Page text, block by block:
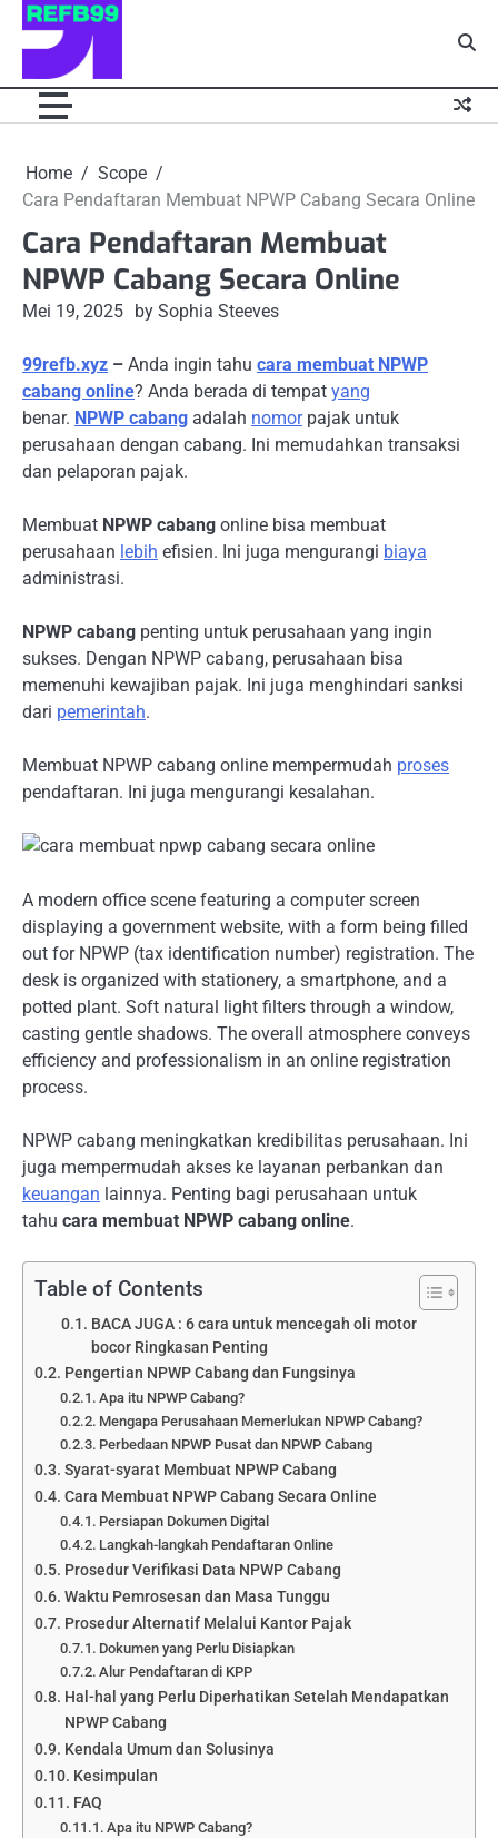
Skip
Home
Scope
Cara Pendaftaran Membuat NPWP Cabang Secara Online
Cara Pendaftaran Membuat
NPWP Cabang Secara Online
Mei 19, 2025 by Sophia Steeves
99refb.xyz – Anda ingin tahu cara membuat NPWP
cabang online? Anda berada di tempat yang
benar. NPWP cabang adalah nomorpajak untuk
perusahaan dengan cabang. Ini memudahkan transaksi
dan pelaporan pajak.
Membuat NPWP cabang online bisa membuat
perusahaan lebih efisien. Ini juga mengurangi biaya
administrasi.
NPWP cabang penting untuk perusahaan yang ingin
sukses. Dengan NPWP cabang, perusahaan bisa
memenuhi kewajiban pajak. Ini juga menghindari sanksi
dari pemerintah.
Membuat NPWP cabang online mempermudah proses
pendaftaran. Ini juga mengurangi kesalahan.
A modern office scene featuring a computer screen
displaying a government website, with a form being filled
out for NPWP (tax identification number) registration. The
desk is organized with stationery, a smartphone, and a
potted plant. Soft natural light filters through a window,
casting gentle shadows. The overall atmosphere conveys
efficiency and professionalism in an online registration
process.
NPWP cabang meningkatkan kredibilitas perusahaan. Ini
juga mempermudah akses ke layanan perbankan dan
keuangan lainnya. Penting bagi perusahaan untuk
tahu cara membuat NPWP cabang online.
Table of Contents
BACA JUGA : 6 cara untuk mencegah oli motor
bocor Ringkasan Penting
Pengertian NPWP Cabang dan Fungsinya
Apa itu NPWP Cabang?
Mengapa Perusahaan Memerlukan NPWP Cabang?
Perbedaan NPWP Pusat dan NPWP Cabang
Syarat-syarat Membuat NPWP Cabang
Cara Membuat NPWP Cabang Secara Online
Persiapan Dokumen Digital
Langkah-langkah Pendaftaran Online
Prosedur Verifikasi Data NPWP Cabang
Waktu Pemrosesan dan Masa Tunggu
Prosedur Alternatif Melalui Kantor Pajak
Dokumen yang Perlu Disiapkan
Alur Pendaftaran di KPP
Hal-hal yang Perlu Diperhatikan Setelah Mendapatkan
NPWP Cabang
Kendala Umum dan Solusinya
Kesimpulan
FAQ
Apa itu NPWP Cabang?